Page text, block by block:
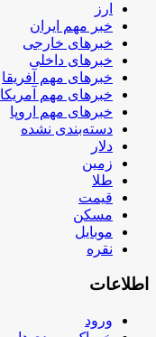
ارز
خبر مهم ایران
خبرهای خارجی
خبرهای داخلی
خبرهای مهم آفریقا
خبرهای مهم آمریکا
خبرهای مهم اروپا
دسته‌بندی نشده
دلار
زمین
طلا
قیمت
مسکن
موبایل
نقره
اطلاعات
ورود